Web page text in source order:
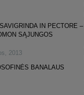
IN PECTORE –
SĄJUNGOS
, 2013
BANALAUS